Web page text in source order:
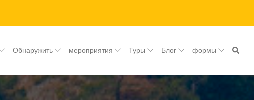
Обнаружить мероприятия Туры Блог формы